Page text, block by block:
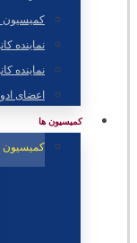
کمیسیون
نماینده
نماینده
اعضای
کمیسیون ها
کمیسیون